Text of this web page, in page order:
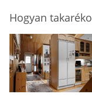
Hogyan